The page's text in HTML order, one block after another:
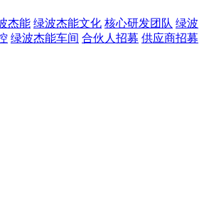
杰能 绿波杰能文化 核心研发团队 绿波
绿波杰能车间 合伙人招募 供应商招募